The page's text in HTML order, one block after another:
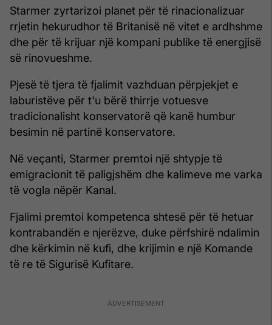
Starmer zyrtarizoi planet për të rinacionalizuar
rrjetin hekurudhor të Britanisë në vitet e ardhshme
dhe për të krijuar një kompani publike të energjisë
së rinovueshme.
Pjesë të tjera të fjalimit vazhduan përpjekjet e
laburistëve për t'u bërë thirrje votuesve
tradicionalisht konservatorë që kanë humbur
besimin në partinë konservatore.
Në veçanti, Starmer premtoi një shtypje të
emigracionit të paligjshëm dhe kalimeve me varka
të vogla nëpër Kanal.
Fjalimi premtoi kompetenca shtesë për të hetuar
kontrabandën e njerëzve, duke përfshirë ndalimin
dhe kërkimin në kufi, dhe krijimin e një Komande
të re të Sigurisë Kufitare.